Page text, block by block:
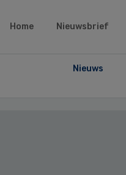
Home Nieuwsbrief
Nieuws